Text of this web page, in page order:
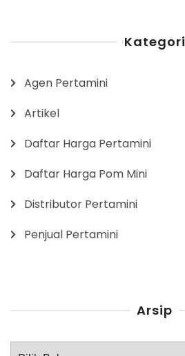
Kategori
Agen Pertamini
Artikel
Daftar Harga Pertamini
Daftar Harga Pom Mini
Distributor Pertamini
Penjual Pertamini
Arsip
Arsip